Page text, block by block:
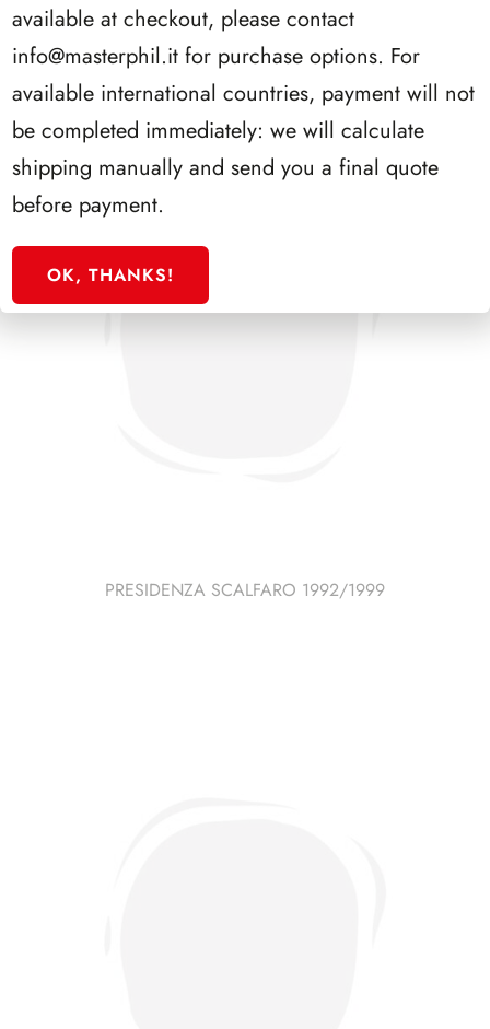
PRESIDENZA SCALFARO 1992/1999
available at checkout, please contact
info@masterphil.it for purchase options. For
available international countries, payment will not
be completed immediately: we will calculate
shipping manually and send you a final quote
before payment.
OK, THANKS!